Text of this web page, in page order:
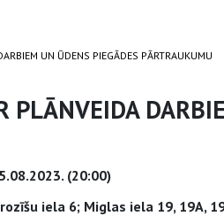
UN ŪDENS PIEGĀDES PĀRTRAUKUMU
PLĀNVEIDA
(20:00)
iela 6; Miglas iela 19, 19A,